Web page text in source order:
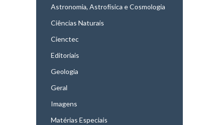
Astronomia, Astrofísica e Cosmologia
Ciências Naturais
Cienctec
Editoriais
Geologia
Geral
Imagens
Matérias Especiais